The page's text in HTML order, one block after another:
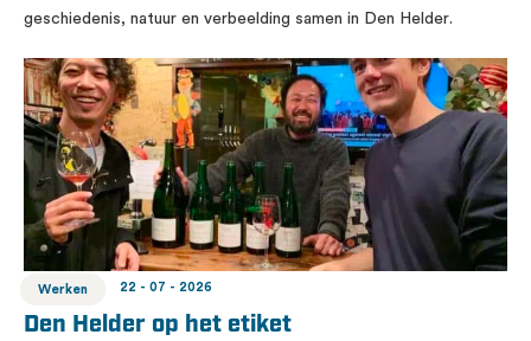
geschiedenis, natuur en verbeelding samen in Den Helder.
Werken 22 - 07 - 2026
Den Helder op het etiket